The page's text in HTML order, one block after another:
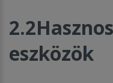
2.2
eszközök